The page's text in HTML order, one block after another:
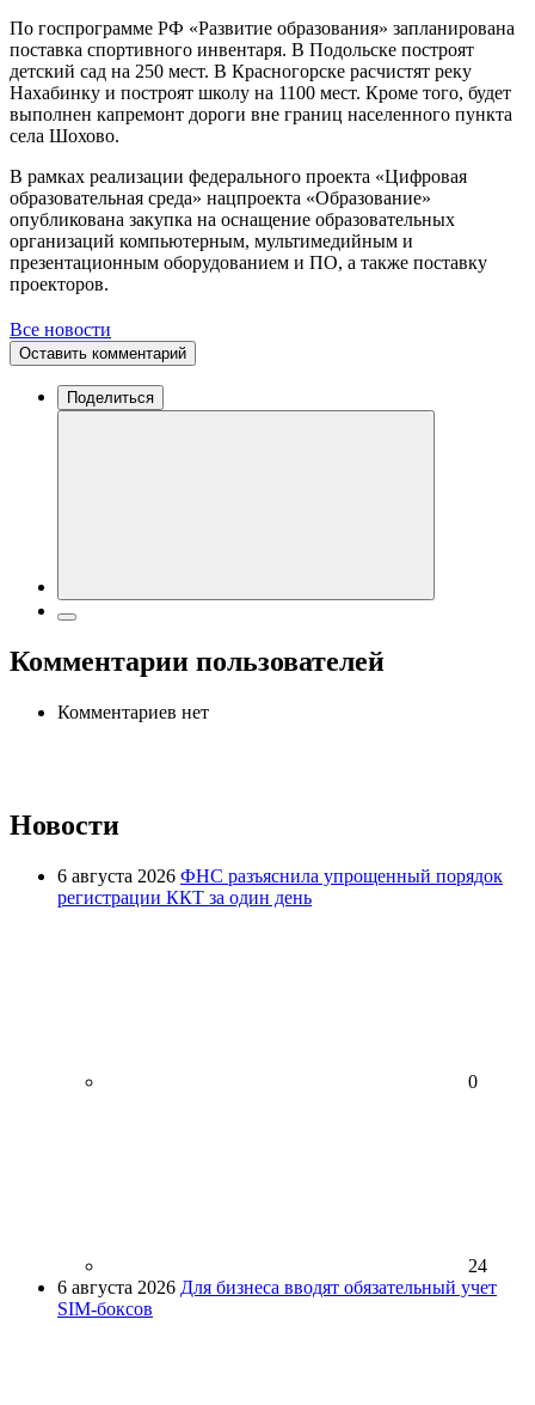
По госпрограмме РФ «Развитие образования» запланирована
поставка спортивного инвентаря. В Подольске построят
детский сад на 250 мест. В Красногорске расчистят реку
Нахабинку и построят школу на 1100 мест. Кроме того, будет
выполнен капремонт дороги вне границ населенного пункта
села Шохово.
В рамках реализации федерального проекта «Цифровая
образовательная среда» нацпроекта «Образование»
опубликована закупка на оснащение образовательных
организаций компьютерным, мультимедийным и
презентационным оборудованием и ПО, а также поставку
проекторов.
Все новости
Оставить комментарий
Поделиться
Комментарии пользователей
Комментариев нет
Новости
6 августа 2026 ФНС разъяснила упрощенный порядок
регистрации ККТ за один день
0
24
6 августа 2026 Для бизнеса вводят обязательный учет
SIM-боксов